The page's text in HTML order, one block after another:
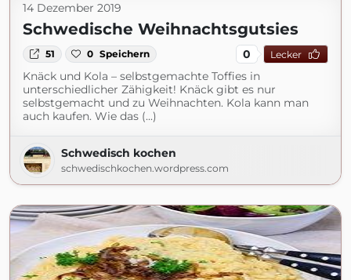
14 Dezember 2019
Schwedische Weihnachtsgutsies
51 0 Speichern 0 Lecker
Knäck und Kola – selbstgemachte Toffies in
unterschiedlicher Zähigkeit! Knäck gibt es nur
selbstgemacht und zu Weihnachten. Kola kann man
auch kaufen. Wie das (...)
Schwedisch kochen
schwedischkochen.wordpress.com